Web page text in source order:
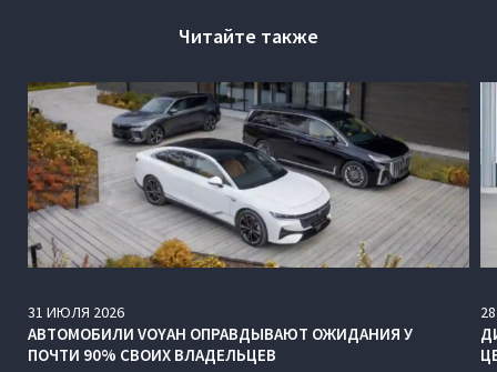
Читайте также
31 ИЮЛЯ 2026
АВТОМОБИЛИ VOYAH ОПРАВДЫВАЮТ ОЖИДАНИЯ У
ПОЧТИ 90% СВОИХ ВЛАДЕЛЬЦЕВ
28